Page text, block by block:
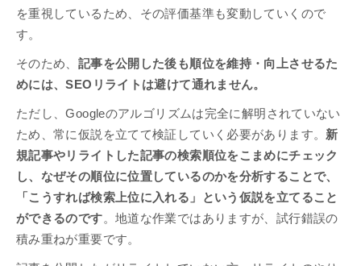
を重視しているため、その評価基準も変動していくので
す。
そのため、 記事を公開した後も順位を維持・向上させるた
めには、SEOリライトは避けて通れません。
ただし、Googleのアルゴリズムは完全に解明されていない
ため、常に仮説を立てて検証していく必要があります。 新
規記事やリライトした記事の検索順位をこまめにチェック
し、なぜその順位に位置しているのかを分析することで、
「こうすれば検索上位に入れる」という仮説を立てること
ができるのです。地道な作業ではありますが、試行錯誤の
積み重ねが重要です。